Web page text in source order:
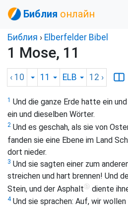
Библия онлайн
Библия › Elberfelder Bibel
1 Mose, 11
‹ 10 11 ELB 12 ›
1 Und die ganze Erde hatte ein
ein und dieselben Wörter.
2 Und es geschah, als sie von
fanden sie eine Ebene im Land
dort nieder.
3 Und sie sagten einer zum
streichen und hart brennen! Und
Stein, und der Asphaltⓑ diente
4Und sie sprachen: Auf, wir